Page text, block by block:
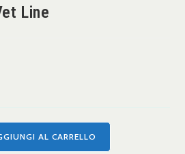
Line
AL CARRELLO